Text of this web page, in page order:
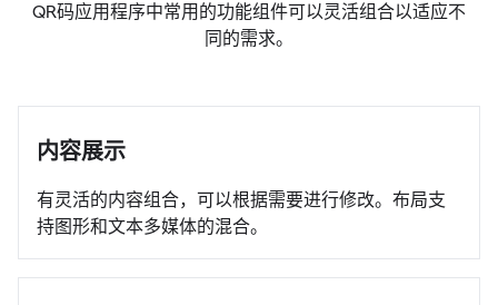
QR码应用程序中常用的功能组件可以灵活组合以适应不
同的需求。
内容展示
有灵活的内容组合，可以根据需要进行修改。布局支
持图形和文本多媒体的混合。